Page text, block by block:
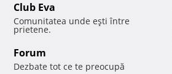
Club Eva
Comunitatea unde eşti între
prietene.
Forum
Dezbate tot ce te preocupă